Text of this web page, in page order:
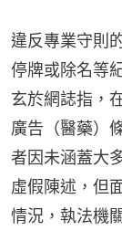
違反專業守則
停牌或除名等
玄於網誌指，
廣告（醫藥）
者因未涵蓋大
虛假陳述，但
情況，執法機